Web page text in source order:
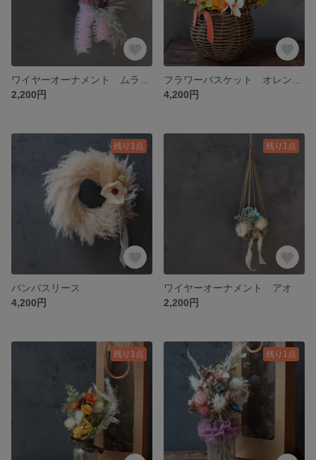
2,200円
4,200円
残り1点
パンパスリース
4,200円
残り1点
ワイヤーオーナメント アオ
2,200円
残り1点 残り1点